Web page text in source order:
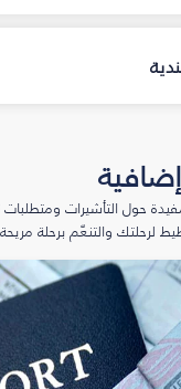
حول التأشيرات ومتطلبات
لرحلتك والتنعّم برحلة